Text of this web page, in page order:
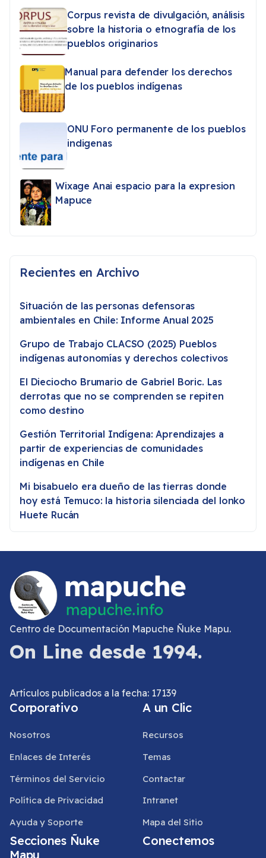
Corpus revista de divulgación, análisis
sobre la historia o etnografía de los
pueblos originarios
Manual para defender los derechos
de los pueblos indígenas
ONU Foro permanente de los pueblos
indigenas
Wixage Anai espacio para la expresion
Mapuce
Recientes en Archivo
Situación de las personas defensoras
ambientales en Chile: Informe Anual 2025
Grupo de Trabajo CLACSO (2025) Pueblos
indígenas autonomías y derechos colectivos
El Dieciocho Brumario de Gabriel Boric. Las
derrotas que no se comprenden se repiten
como destino
Gestión Territorial Indígena: Aprendizajes a
partir de experiencias de comunidades
indígenas en Chile
Mi bisabuelo era dueño de las tierras donde
hoy está Temuco: la historia silenciada del lonko
Huete Rucán
Centro de Documentación Mapuche Ñuke Mapu.
On Line desde 1994.
Artículos publicados a la fecha: 17139
Corporativo
Nosotros
Enlaces de Interés
Términos del Servicio
Política de Privacidad
Ayuda y Soporte
A un Clic
Recursos
Temas
Contactar
Intranet
Mapa del Sitio
Secciones Ñuke
Mapu
Conectemos